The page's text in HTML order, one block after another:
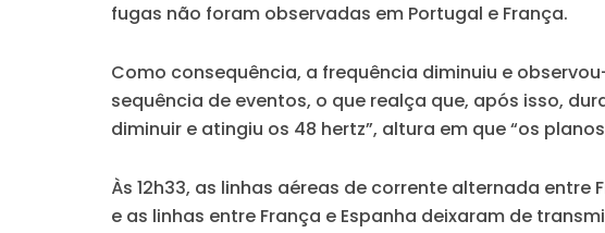
fugas não foram observadas em Portugal e França.
Como consequência, a frequência diminuiu e
sequência de eventos, o que realça que, após isso,
diminuir e atingiu os 48 hertz”, altura em que “os
Às 12h33, as linhas aéreas de corrente alternada
e as linhas entre França e Espanha deixaram de